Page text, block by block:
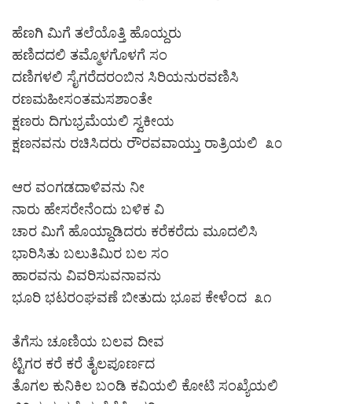
ಹೆಣಗಿ ಮಿಗೆ ತಲೆಯೊತ್ತಿ ಹೊಯ್ದರು
ಹಣಿದದಲಿ ತಮ್ಮೊಳಗೊಳಗೆ ಸಂ
ದಣಿಗಳಲಿ ಸೈಗರೆದರಂಬಿನ ಸಿರಿಯನುರವಣಿಸಿ
ರಣಮಹೀಸಂತಮಸಶಾಂತೇ
ಕ್ಷಣರು ದಿಗುಭ್ರಮೆಯಲಿ ಸ್ವಕೀಯ
ಕ್ಷಣನವನು ರಚಿಸಿದರು ರೌರವವಾಯ್ತು ರಾತ್ರಿಯಲಿ ೩೦
ಆರ ವಂಗಡದಾಳಿವನು ನೀ
ನಾರು ಹೇಸರೇನೆಂದು ಬಳಿಕ ವಿ
ಚಾರ ಮಿಗೆ ಹೊಯ್ದಾಡಿದರು ಕರೆಕರೆದು ಮೂದಲಿಸಿ
ಭಾರಿಸಿತು ಬಲುತಿಮಿರ ಬಲ ಸಂ
ಹಾರವನು ವಿವರಿಸುವನಾವನು
ಭೂರಿ ಭಟರಂಘವಣೆ ಬೀತುದು ಭೂಪ ಕೇಳೆಂದ ೩೧
ತೆಗೆಸು ಚೂಣಿಯ ಬಲವ ದೀವ
ಟ್ಟಿಗರ ಕರೆ ಕರೆ ತೈಲಪೂರ್ಣದ
ತೊಗಲ ಕುನಿಕಿಲ ಬಂಡಿ ಕವಿಯಲಿ ಕೋಟಿ ಸಂಖ್ಯೆಯಲಿ